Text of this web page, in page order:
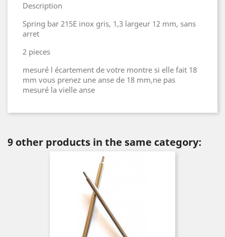
Description
Spring bar 215E inox gris, 1,3 largeur 12 mm, sans
arret
2 pieces
mesuré l écartement de votre montre si elle fait 18
mm vous prenez une anse de 18 mm,ne pas
mesuré la vielle anse
9 other products in the same category: